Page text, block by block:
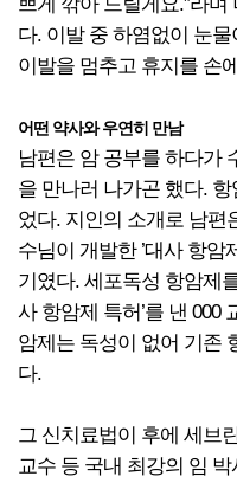
다. 이발 중 하염없이 눈
이발을 멈추고 휴지를 손
어떤 약사와 우연히 만남
남편은 암 공부를 하다가
을 만나러 나가곤 했다.
었다. 지인의 소개로 남편
수님이 개발한 ’대사 항암
기였다. 세포독성 항암제
사 항암제 특허’를 낸 000
암제는 독성이 없어 기존
다.
그 신치료법이 후에 세브
교수 등 국내 최강의 임